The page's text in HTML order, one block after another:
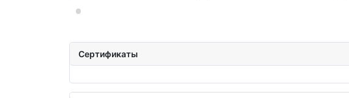
Сертификаты